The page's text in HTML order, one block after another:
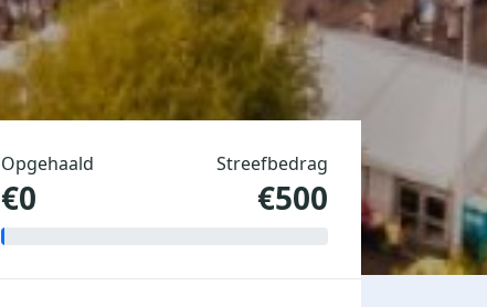
Opgehaald
€0
Streefbedrag
€500